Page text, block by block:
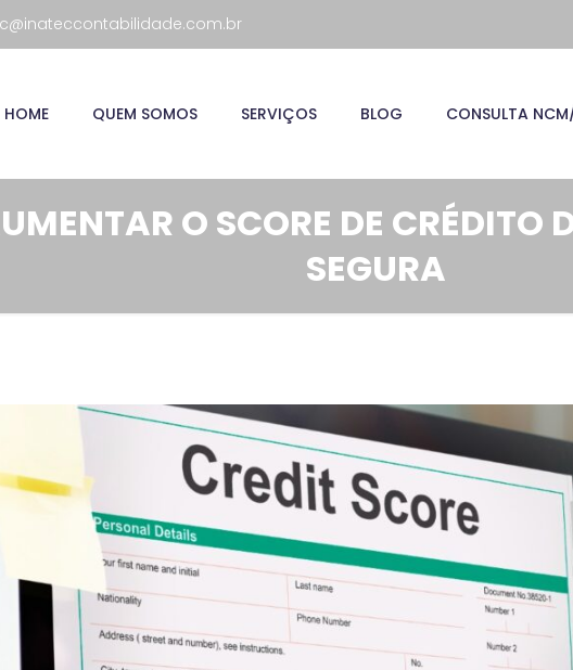
HOME QUEM SOMOS SERVIÇOS BLOG CONSULTA
O SCORE DE CRÉDITO
SEGURA